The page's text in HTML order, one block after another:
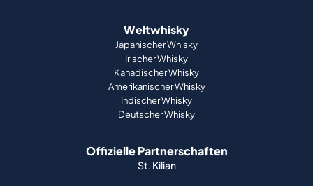
Weltwhisky
Japanischer Whisky
Irischer Whisky
Kanadischer Whisky
Amerikanischer Whisky
Indischer Whisky
Deutscher Whisky
Offizielle Partnerschaften
St. Kilian